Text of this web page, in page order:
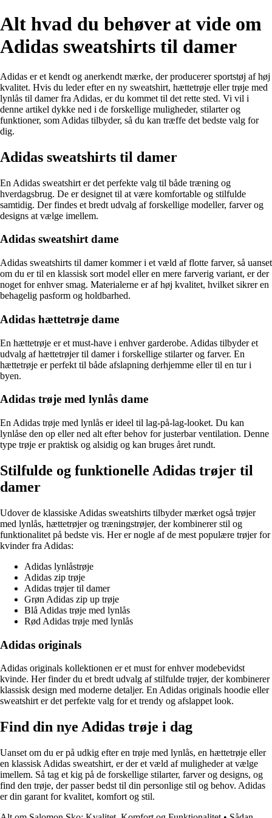
Alt hvad du behøver at vide om
Adidas sweatshirts til damer
Adidas er et kendt og anerkendt mærke, der producerer sportstøj af høj
kvalitet. Hvis du leder efter en ny sweatshirt, hættetrøje eller trøje med
lynlås til damer fra Adidas, er du kommet til det rette sted. Vi vil i
denne artikel dykke ned i de forskellige muligheder, stilarter og
funktioner, som Adidas tilbyder, så du kan træffe det bedste valg for
dig.
Adidas sweatshirts til damer
En Adidas sweatshirt er det perfekte valg til både træning og
hverdagsbrug. De er designet til at være komfortable og stilfulde
samtidig. Der findes et bredt udvalg af forskellige modeller, farver og
designs at vælge imellem.
Adidas sweatshirt dame
Adidas sweatshirts til damer kommer i et væld af flotte farver, så uanset
om du er til en klassisk sort model eller en mere farverig variant, er der
noget for enhver smag. Materialerne er af høj kvalitet, hvilket sikrer en
behagelig pasform og holdbarhed.
Adidas hættetrøje dame
En hættetrøje er et must-have i enhver garderobe. Adidas tilbyder et
udvalg af hættetrøjer til damer i forskellige stilarter og farver. En
hættetrøje er perfekt til både afslapning derhjemme eller til en tur i
byen.
Adidas trøje med lynlås dame
En Adidas trøje med lynlås er ideel til lag-på-lag-looket. Du kan
lynlåse den op eller ned alt efter behov for justerbar ventilation. Denne
type trøje er praktisk og alsidig og kan bruges året rundt.
Stilfulde og funktionelle Adidas trøjer til
damer
Udover de klassiske Adidas sweatshirts tilbyder mærket også trøjer
med lynlås, hættetrøjer og træningstrøjer, der kombinerer stil og
funktionalitet på bedste vis. Her er nogle af de mest populære trøjer for
kvinder fra Adidas:
Adidas lynlåstrøje
Adidas zip trøje
Adidas trøjer til damer
Grøn Adidas zip up trøje
Blå Adidas trøje med lynlås
Rød Adidas trøje med lynlås
Adidas originals
Adidas originals kollektionen er et must for enhver modebevidst
kvinde. Her finder du et bredt udvalg af stilfulde trøjer, der kombinerer
klassisk design med moderne detaljer. En Adidas originals hoodie eller
sweatshirt er det perfekte valg for et trendy og afslappet look.
Find din nye Adidas trøje i dag
Uanset om du er på udkig efter en trøje med lynlås, en hættetrøje eller
en klassisk Adidas sweatshirt, er der et væld af muligheder at vælge
imellem. Så tag et kig på de forskellige stilarter, farver og designs, og
find den trøje, der passer bedst til din personlige stil og behov. Adidas
er din garant for kvalitet, komfort og stil.